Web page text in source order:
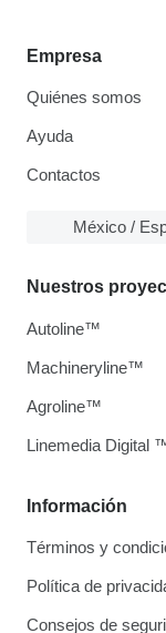
Empresa
Quiénes somos
Ayuda
Contactos
México /
Información
Términos y
Política de
Consejos de
Nuestros
Autoline™
Machineryline™
Agroline™
Linemedia Digital